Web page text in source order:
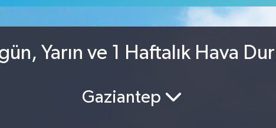
Yarın ve 1 Haftalık Hava
Gaziantep